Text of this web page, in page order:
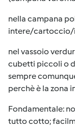
nella campana
intere/cartoccio/
nel vassoio
cubetti piccoli o
sempre
perchè è la zona
Fondamentale:
tutto cotto;